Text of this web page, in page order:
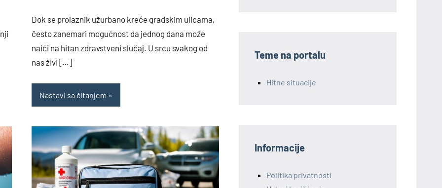
Dok se prolaznik užurbano kreće gradskim ulicama,
često zanemari mogućnost da jednog dana može
naići na hitan zdravstveni slučaj. U srcu svakog od
nas živi […]
Nastavi sa čitanjem
Teme na portalu
Hitne situacije
Informacije
Politika privatnosti